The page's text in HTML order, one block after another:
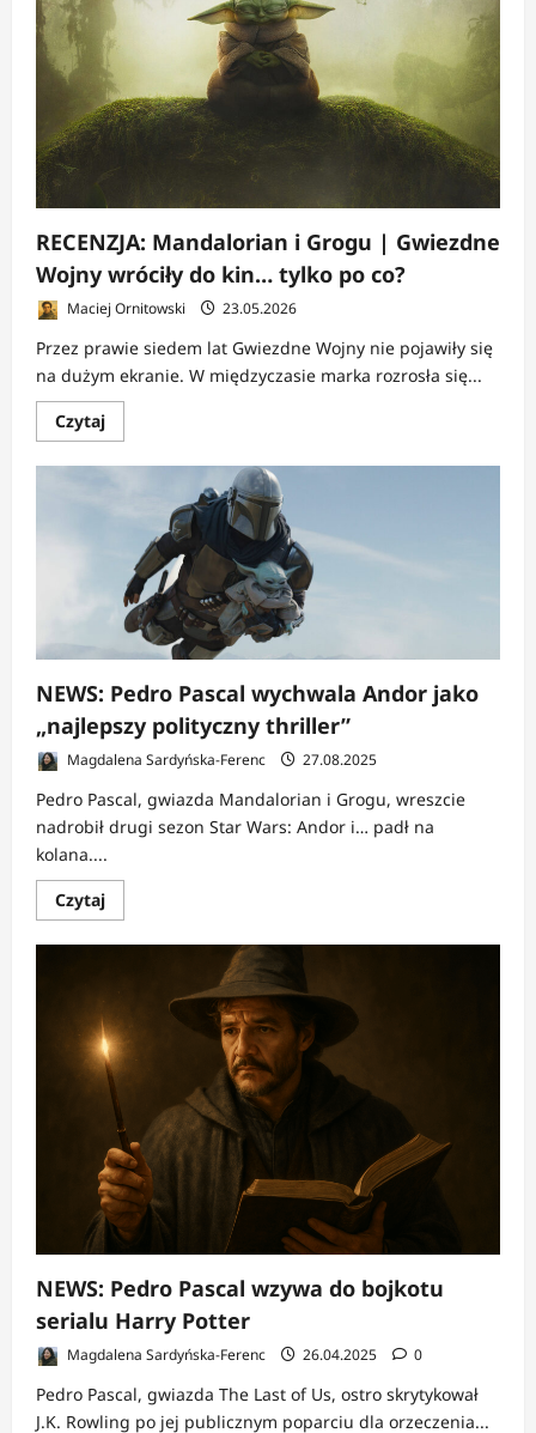
RECENZJA: Mandalorian i Grogu | Gwiezdne
Wojny wróciły do kin… tylko po co?
Maciej Ornitowski 23.05.2026
Przez prawie siedem lat Gwiezdne Wojny nie pojawiły się
na dużym ekranie. W międzyczasie marka rozrosła się...
CzytajDowiedz
się
o
Mandalorian
Grogu
Gwiezdne
Wojny
wróciły
do
kin…
tylko
co?
NEWS: Pedro Pascal wychwala Andor jako
„najlepszy polityczny thriller”
Magdalena Sardyńska-Ferenc 27.08.2025
Pedro Pascal, gwiazda Mandalorian i Grogu, wreszcie
nadrobił drugi sezon Star Wars: Andor i… padł na
kolana....
CzytajDowiedz
się
o
wychwala
Andor
jako
„najlepszy
polityczny
thriller”
NEWS: Pedro Pascal wzywa do bojkotu
serialu Harry Potter
Magdalena Sardyńska-Ferenc 26.04.2025 0
Pedro Pascal, gwiazda The Last of Us, ostro skrytykował
J.K. Rowling po jej publicznym poparciu dla orzeczenia...